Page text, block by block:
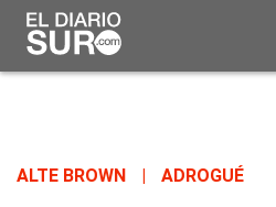
ALTE BROWN ADROGUÉ